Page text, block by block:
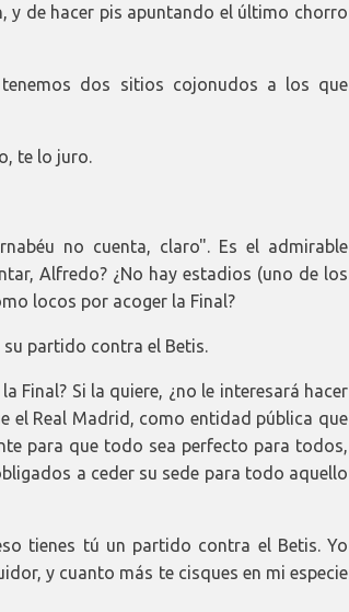
y de hacer pis apuntando el último chorro
dos sitios cojonudos a los que
te lo juro.
no cuenta, claro". Es el admirable
Alfredo? ¿No hay estadios (uno de los
locos por acoger la Final?
su partido contra el Betis.
Final? Si la quiere, ¿no le interesará hacer
el Real Madrid, como entidad pública que
para que todo sea perfecto para todos,
a ceder su sede para todo aquello
tienes tú un partido contra el Betis. Yo
y cuanto más te cisques en mi especie